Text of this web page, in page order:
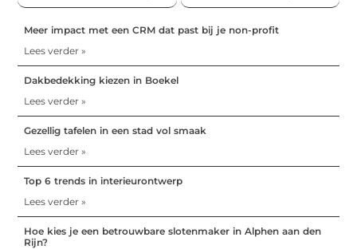
Meer impact met een CRM dat past bij je non-profit
Lees verder »
Dakbedekking kiezen in Boekel
Lees verder »
Gezellig tafelen in een stad vol smaak
Lees verder »
Top 6 trends in interieurontwerp
Lees verder »
Hoe kies je een betrouwbare slotenmaker in Alphen aan den
Rijn?